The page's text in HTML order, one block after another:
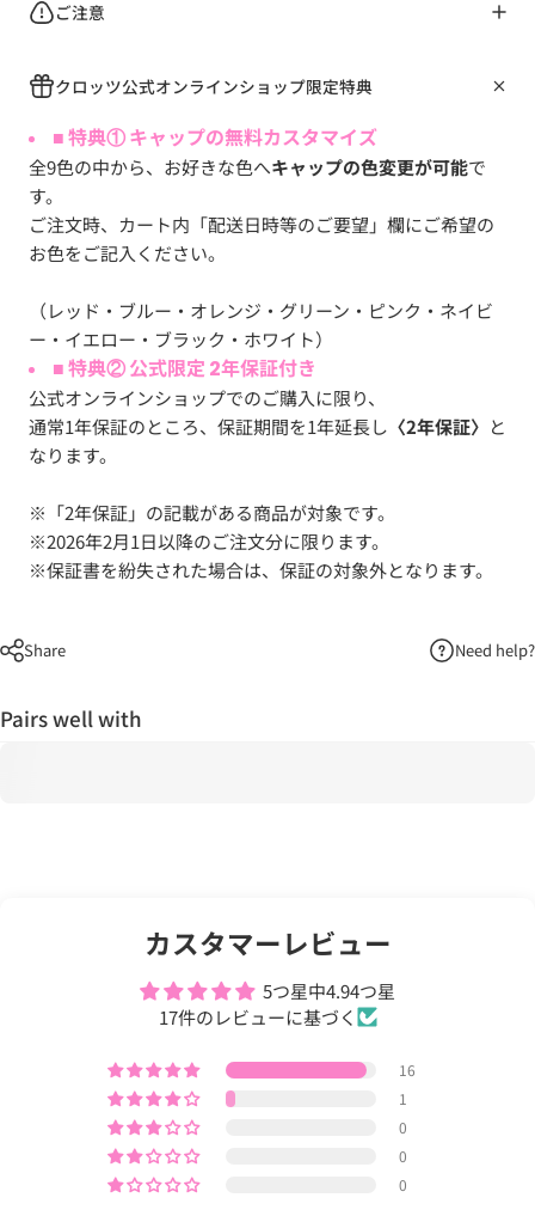
ご注意
クロッツ公式オンラインショップ限定特典
■ 特典① キャップの無料カスタマイズ
全9色の中から、お好きな色へキャップの色変更が可能で
す。
ご注文時、カート内「配送日時等のご要望」欄にご希望の
お色をご記入ください。
（レッド・ブルー・オレンジ・グリーン・ピンク・ネイビ
ー・イエロー・ブラック・ホワイト）
■ 特典② 公式限定 2年保証付き
公式オンラインショップでのご購入に限り、
通常1年保証のところ、保証期間を1年延長し 〈2年保証〉 と
なります。
※「2年保証」の記載がある商品が対象です。
※2026年2月1日以降のご注文分に限ります。
※保証書を紛失された場合は、保証の対象外となります。
Share Need help?
Pairs well with
カスタマーレビュー
5つ星中4.94つ星
17件のレビューに基づく
16
1
0
0
0